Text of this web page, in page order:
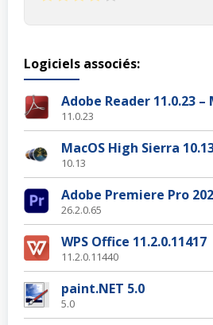
Logiciels associés:
Adobe Reader 11.0.23
11.0.23
MacOS High Sierra
10.13
Adobe Premiere Pro
26.2.0.65
WPS Office 11.2.0.11417
11.2.0.11440
paint.NET 5.0
5.0